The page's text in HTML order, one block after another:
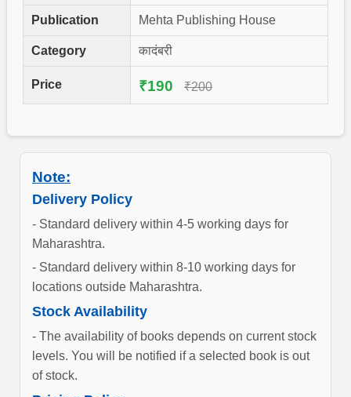
Publication Mehta Publishing House
Category कादंबरी
Price ₹190 ₹200
Note:
Delivery Policy
- Standard delivery within 4-5 working days for
Maharashtra.
- Standard delivery within 8-10 working days for
locations outside Maharashtra.
Stock Availability
- The availability of books depends on current stock
levels. You will be notified if a selected book is out
of stock.